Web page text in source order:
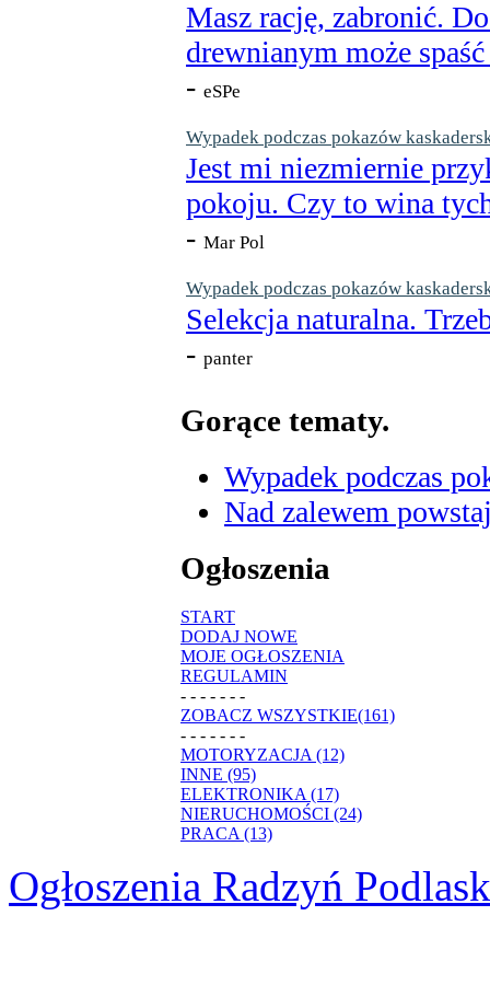
Masz rację, zabronić.
drewnianym może
- eSPe
Wypadek podczas pokazów
Jest mi niezmiernie
pokoju. Czy to wina
- Mar Pol
Wypadek podczas pokazów
Selekcja naturalna.
- panter
Gorące tematy.
Wypadek podczas
Nad zalewem
Ogłoszenia
START
DODAJ NOWE
MOJE OGŁOSZENIA
REGULAMIN
- - - - - - -
ZOBACZ WSZYSTKIE(161)
- - - - - - -
MOTORYZACJA (12)
INNE (95)
ELEKTRONIKA (17)
NIERUCHOMOŚCI (24)
PRACA (13)
Ogłoszenia Radzyń